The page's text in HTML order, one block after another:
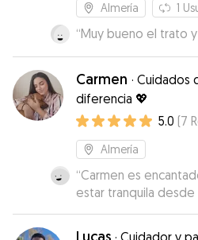
Almería 1
“Muy bueno el trato
Carmen · Cuidados
diferencia 💖
5.0 (7
Almería
“Carmen es
estar tranquila
dejarle de nuevo a
necesite, 100%
· Cuidador y